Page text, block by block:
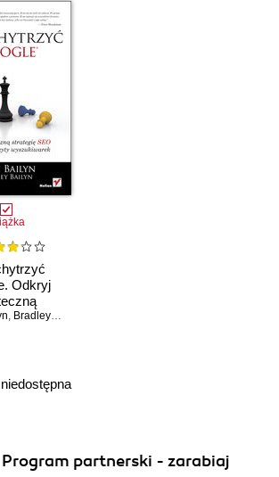
Odkryj
SEO i
, Bradley Bailyn
Program partnerski - zarabiaj